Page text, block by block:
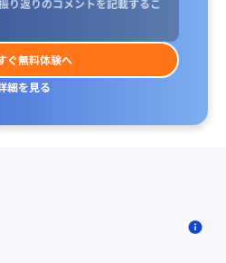
り返りのコメントを記載するこ
ぐ無料体験へ
細を見る